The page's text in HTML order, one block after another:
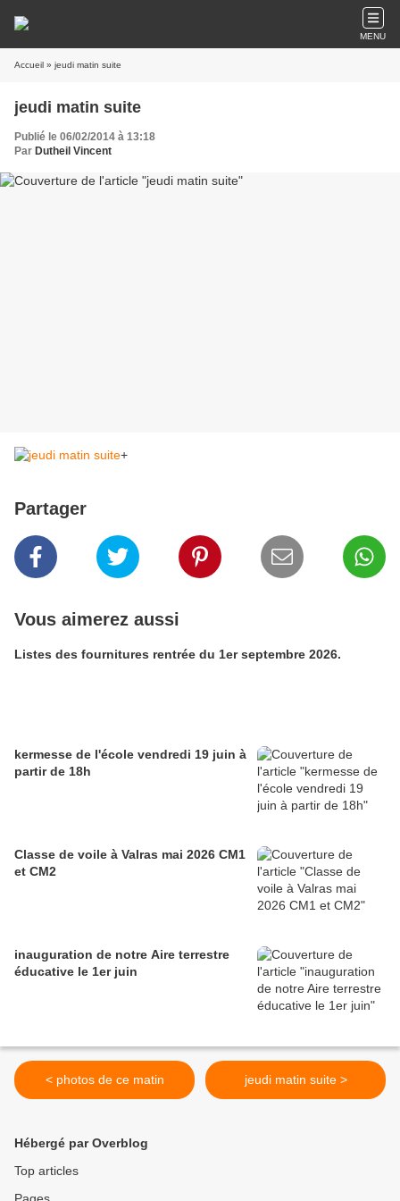
MENU
Accueil » jeudi matin suite
jeudi matin suite
Publié le 06/02/2014 à 13:18
Par Dutheil Vincent
+
Partager
Vous aimerez aussi
Listes des fournitures rentrée du 1er septembre 2026.
kermesse de l'école vendredi 19 juin à
partir de 18h
Classe de voile à Valras mai 2026 CM1
et CM2
inauguration de notre Aire terrestre
éducative le 1er juin
< photos de ce matin jeudi matin suite >
Hébergé par Overblog
Top articles